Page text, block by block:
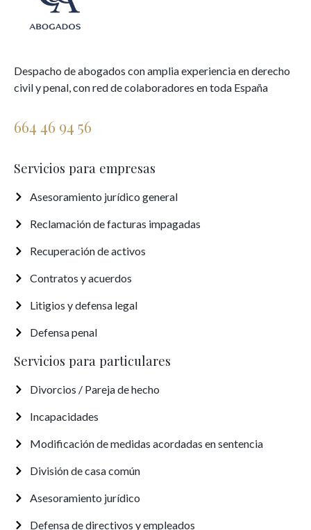
Despacho de abogados con amplia experiencia en derecho
civil y penal, con red de colaboradores en toda España
664 46 94 56
Servicios para empresas
Asesoramiento jurídico general
Reclamación de facturas impagadas
Recuperación de activos
Contratos y acuerdos
Litigios y defensa legal
Defensa penal
Servicios para particulares
Divorcios / Pareja de hecho
Incapacidades
Modificación de medidas acordadas en sentencia
División de casa común
Asesoramiento jurídico
Defensa de directivos y empleados